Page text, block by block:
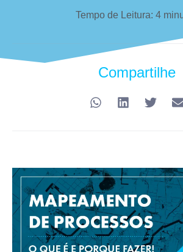
Tempo de Leitura: 4
Compartilhe